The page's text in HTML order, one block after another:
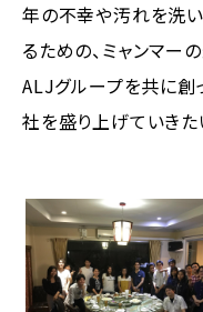
年の不幸や汚れを洗
るための、ミャンマー
ALJグループを共に創
社を盛り上げていきた